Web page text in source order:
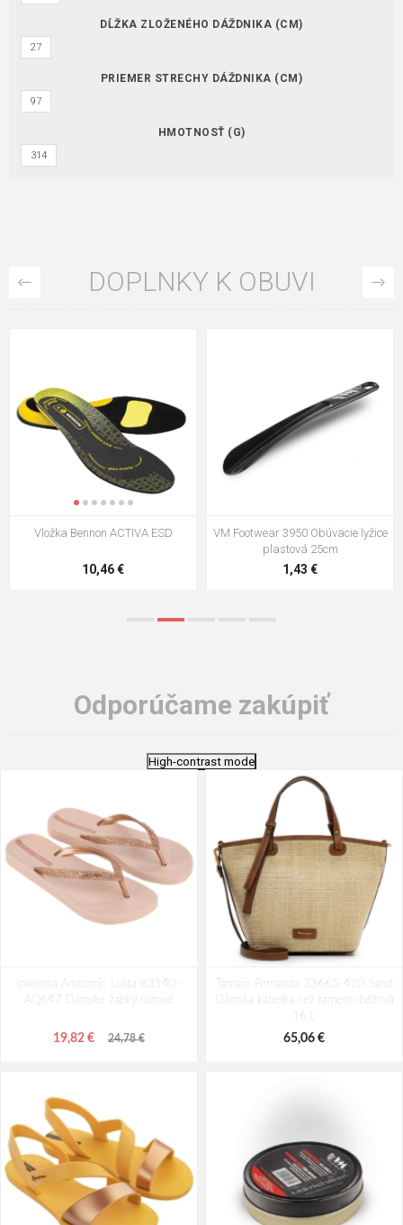
DĹŽKA ZLOŽENÉHO DÁŽDNIKA (CM)
27
PRIEMER STRECHY DÁŽDNIKA (CM)
97
HMOTNOSŤ (G)
314
DOPLNKY K OBUVI
VM Footwear 3009 Vkladacia
5,21 €
VM Footwear 3102 Šnúrky ploché
0,79 €
Odporúčame zakúpiť
High-contrast mode
Ipanema Anatomic Lolita 83140-
AQ647 Dámske žabky ružové
19,82 € 24,78 €
Tamaris Fernanda 33665-420 Sand
Dámska kabelka cez rameno béžová
16 L
65,06 €